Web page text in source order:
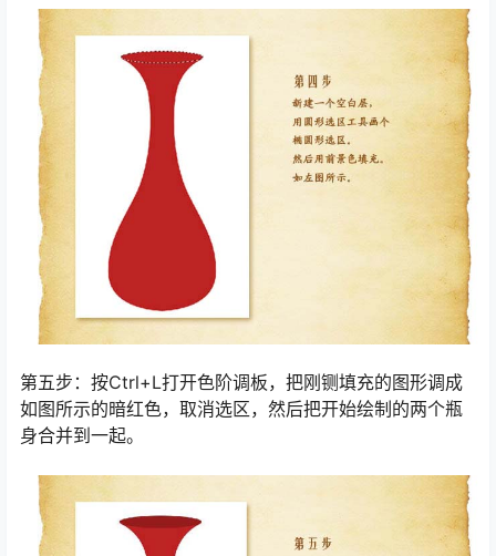
第五步：按Ctrl+L打开色阶调板，把刚铡填充的图形调成
如图所示的暗红色，取消选区，然后把开始绘制的两个瓶
身合并到一起。